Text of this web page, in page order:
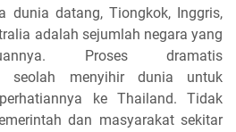
dunia datang, Tiongkok, Inggris,
adalah sejumlah negara yang
Proses dramatis
seolah menyihir dunia untuk
ke Thailand. Tidak
dan masyarakat sekitar